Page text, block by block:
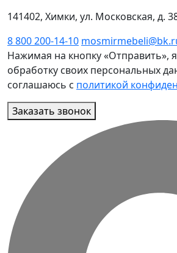
141402, Химки, ул. Московская, д.
8 800 200-14-10
Нажимая на кнопку «Отправить»,
обработку своих персональных
соглашаюсь с политикой
Заказать звонок